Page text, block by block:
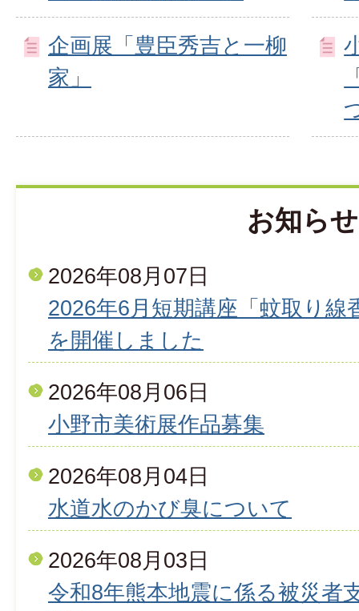
企画展「豊臣秀吉と一柳
家」
お知らせ
2026年08月07日
2026年6月短期講座「蚊取り
を開催しました
2026年08月06日
小野市美術展作品募集
2026年08月04日
水道水のかび臭について
2026年08月03日
令和8年熊本地震に係る被災者